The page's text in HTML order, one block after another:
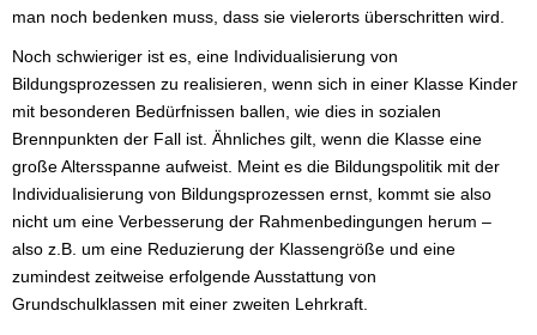
man noch bedenken muss, dass sie vielerorts überschritten wird.
Noch schwieriger ist es, eine Individualisierung von
Bildungsprozessen zu realisieren, wenn sich in einer Klasse Kinder
mit besonderen Bedürfnissen ballen, wie dies in sozialen
Brennpunkten der Fall ist. Ähnliches gilt, wenn die Klasse eine
große Altersspanne aufweist. Meint es die Bildungspolitik mit der
Individualisierung von Bildungsprozessen ernst, kommt sie also
nicht um eine Verbesserung der Rahmenbedingungen herum –
also z.B. um eine Reduzierung der Klassengröße und eine
zumindest zeitweise erfolgende Ausstattung von
Grundschulklassen mit einer zweiten Lehrkraft.